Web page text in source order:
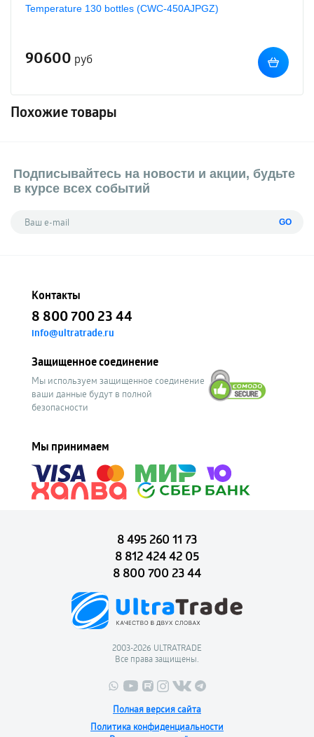
Temperature 130 bottles (CWC-450AJPGZ)
90600 руб
Похожие товары
Подписывайтесь на новости и акции, будьте
в курсе всех событий
GO
Контакты
8 800 700 23 44
info@ultratrade.ru
Защищенное соединение
Мы используем защищенное соединение
ваши данные будут в полной
безопасности
Мы принимаем
8 495 260 11 73
8 812 424 42 05
8 800 700 23 44
2003-2026 ULTRATRADE
Все права защищены.
Полная версия сайта
Политика конфиденциальности